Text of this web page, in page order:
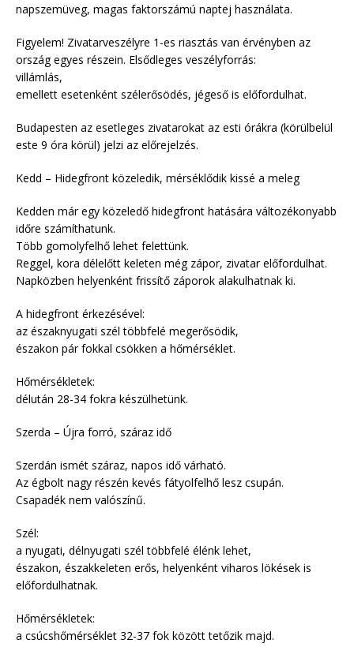
napszemüveg, magas faktorszámú naptej használata.
Figyelem! Zivatarveszélyre 1-es riasztás van érvényben az
ország egyes részein. Elsődleges veszélyforrás:
villámlás,
emellett esetenként szélerősödés, jégeső is előfordulhat.
Budapesten az esetleges zivatarokat az esti órákra (körülbelül
este 9 óra körül) jelzi az előrejelzés.
Kedd – Hidegfront közeledik, mérséklődik kissé a meleg
Kedden már egy közeledő hidegfront hatására változékonyabb
időre számíthatunk.
Több gomolyfelhő lehet felettünk.
Reggel, kora délelőtt keleten még zápor, zivatar előfordulhat.
Napközben helyenként frissítő záporok alakulhatnak ki.
A hidegfront érkezésével:
az északnyugati szél többfelé megerősödik,
északon pár fokkal csökken a hőmérséklet.
Hőmérsékletek:
délután 28-34 fokra készülhetünk.
Szerda – Újra forró, száraz idő
Szerdán ismét száraz, napos idő várható.
Az égbolt nagy részén kevés fátyolfelhő lesz csupán.
Csapadék nem valószínű.
Szél:
a nyugati, délnyugati szél többfelé élénk lehet,
északon, északkeleten erős, helyenként viharos lökések is
előfordulhatnak.
Hőmérsékletek:
a csúcshőmérséklet 32-37 fok között tetőzik majd.